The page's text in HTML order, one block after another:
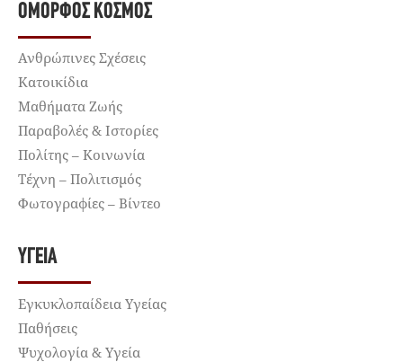
ΌΜΟΡΦΟΣ ΚΌΣΜΟΣ
Ανθρώπινες Σχέσεις
Κατοικίδια
Μαθήματα Ζωής
Παραβολές & Ιστορίες
Πολίτης – Κοινωνία
Τέχνη – Πολιτισμός
Φωτογραφίες – Βίντεο
ΥΓΕΊΑ
Εγκυκλοπαίδεια Υγείας
Παθήσεις
Ψυχολογία & Υγεία